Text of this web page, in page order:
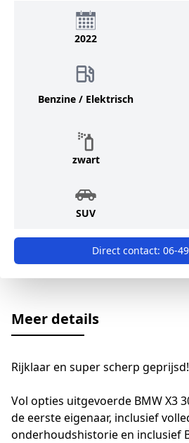
2022
Benzine / Elektrisch
zwart
SUV
Direct contact: 06-
Meer details
Rijklaar en super scherp geprijsd!
Vol opties uitgevoerde BMW X3
de eerste eigenaar, inclusief
onderhoudshistorie en inclusief